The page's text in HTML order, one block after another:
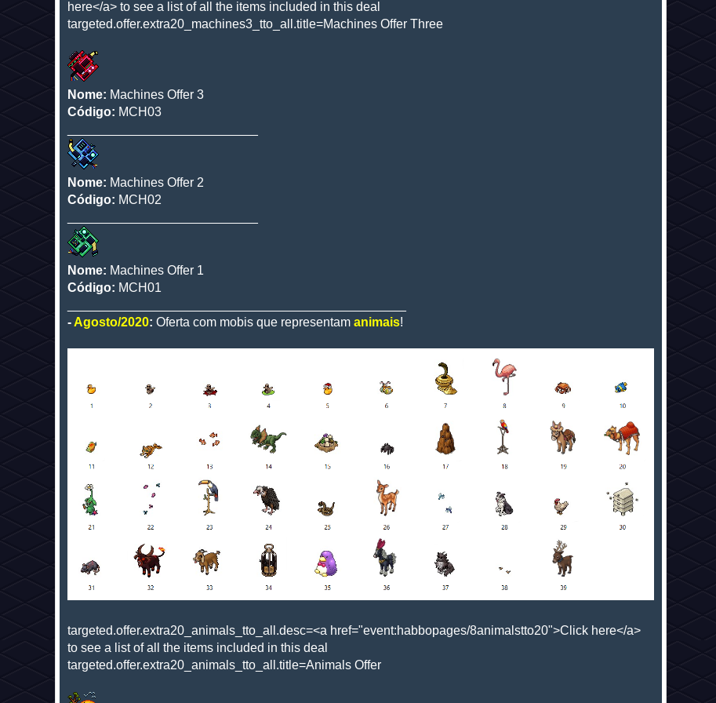
here</a> to see a list of all the items included in this deal
targeted.offer.extra20_machines3_tto_all.title=Machines Offer Three
Nome: Machines Offer 3
Código: MCH03
Nome: Machines Offer 2
Código: MCH02
Nome: Machines Offer 1
Código: MCH01
- Agosto/2020: Oferta com mobis que representam animais!
targeted.offer.extra20_animals_tto_all.desc=<a href="event:habbopages/8animalstto20">Click here</a>
to see a list of all the items included in this deal
targeted.offer.extra20_animals_tto_all.title=Animals Offer